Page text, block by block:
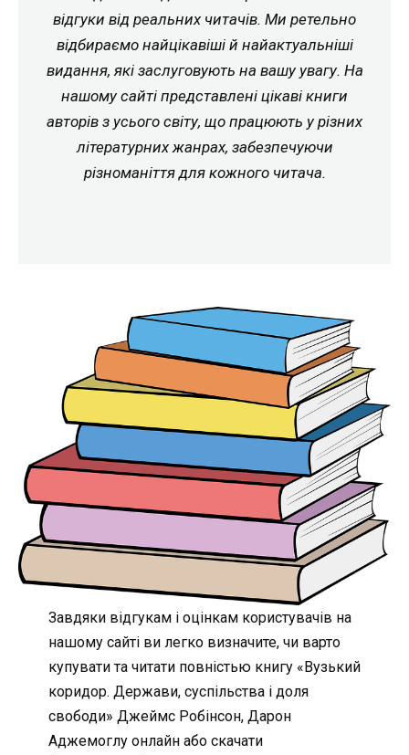
відгуки від реальних читачів. Ми ретельно
відбираємо найцікавіші й найактуальніші
видання, які заслуговують на вашу увагу. На
нашому сайті представлені цікаві книги
авторів з усього світу, що працюють у різних
літературних жанрах, забезпечуючи
різноманіття для кожного читача.
Завдяки відгукам і оцінкам користувачів на
нашому сайті ви легко визначите, чи варто
купувати та читати повністью книгу «Вузький
коридор. Держави, суспільства і доля
свободи» Джеймс Робінсон, Дарон
Аджемоглу онлайн або скачати